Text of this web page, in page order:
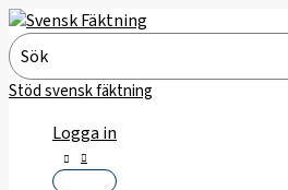
Hoppa
till
innehåll
Search
for:
Stöd svensk fäktning
Logga in